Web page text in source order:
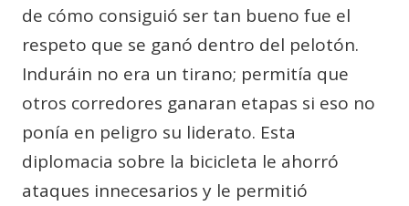
de cómo consiguió ser tan bueno fue el
respeto que se ganó dentro del pelotón.
Induráin no era un tirano; permitía que
otros corredores ganaran etapas si eso no
ponía en peligro su liderato. Esta
diplomacia sobre la bicicleta le ahorró
ataques innecesarios y le permitió